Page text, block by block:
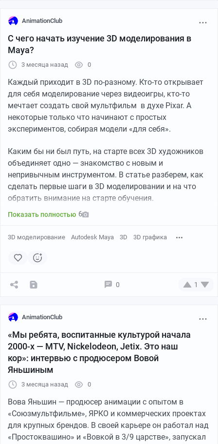
аниматоры собирались, чтобы обсуждать 3D и 2D,
делиться работами, опытом и маленькими (и
большими) победами. Со временем стало понятно:
индустрии не хватает специалистов — так у нас
появилась школа.
В 2023 году клуб вернулся в новом формате — уже как
медиа об анимации для всех. Для тех, кто давно в
профессии, и для тех, кто просто любит мультфильмы,
хочет попробовать себя в чем-то новом или хотя бы
вообще сделано?». Здесь же мы делились вакансиями
от студий и компаний индустрии. Сейчас клуб читают
больше 15 000 человек каждый месяц — и это очень
ценно для нас.
За это время многое изменилось — и в самой
Соцсети, сайт клуба и школа какое-то время
очень удобно — ни нам, ни вам. Поэтому решили
именно так нас чаще всего находят и знают.
школы и постепенно переедет на наш сайт. Все
разборы — останутся с вами. Совсем скоро мы
покажем эти изменения и через другие наши ресурсы.
А наша миссия остается прежней: популяризировать
анимацию и напоминать, что это не только про
карьеру и дедлайны, но и про удовольствие от
процесса ✨
AnimationClub
С чего начать изучение 3D моделирования в
Maya?
3 месяца назад 0
Каждый приходит в 3D по-разному. Кто-то открывает
для себя моделирование через видеоигры, кто-то
мечтает создать свой мультфильм в духе Pixar. А
некоторые только что начинают с простых
экспериментов, собирая модели «для себя».
Каким бы ни был путь, на старте всех 3D художников
объединяет одно — знакомство с новым и
непривычным инструментом. В статье разберем, как
сделать первые шаги в 3D моделировании и на что
обратить внимание на старте обучения.
Показать полностью 6
3D моделирование Autodesk Maya 3D 3D графика
0 1
AnimationClub
«Мы ребята, воспитанные культурой начала
2000-х — MTV, Nickelodeon, Jetix. Это наш
кор»: интервью с продюсером Вовой
Яньшиным
3 месяца назад 0
Вова Яньшин — продюсер анимации с опытом в
«Союзмультфильме», ЯРКО и коммерческих проектах
для крупных брендов. В своей карьере он работал над
«Простоквашино» и «Вовкой в 3/9 царстве», запускал